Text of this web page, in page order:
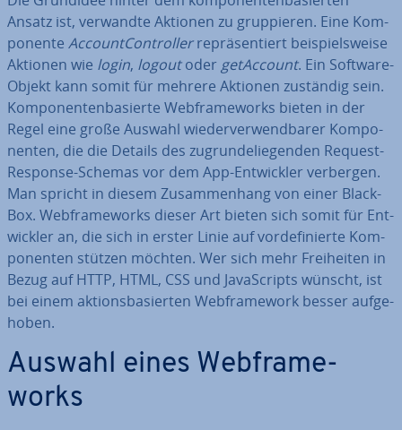
Ansatz ist, verwandte Aktionen zu grup­pie­ren. Eine Kom­
po­nen­te Ac­count­Con­trol­lerre­prä­sen­tiert bei­spiels­wei­se
Aktionen wie login, logoutoder getA­c­count. Ein Software-
Objekt kann somit für mehrere Aktionen zuständig sein.
Kom­po­nen­ten­ba­sier­te Web­frame­works bieten in der
Regel eine große Auswahl wie­der­ver­wend­ba­rer Kom­po­
nen­ten, die die Details des zu­grun­de­lie­gen­den Request-
Response-Schemas vor dem App-Ent­wick­ler verbergen.
Man spricht in diesem Zu­sam­men­hang von einer Black-
Box. Web­frame­works dieser Art bieten sich somit für Ent­
wick­ler an, die sich in erster Linie auf vor­de­fi­nier­te Kom­
po­nen­ten stützen möchten. Wer sich mehr Frei­hei­ten in
Bezug auf HTTP, HTML, CSS und Ja­va­Scripts wünscht, ist
bei einem ak­ti­ons­ba­sier­ten Web­frame­work besser auf­ge­
ho­ben.
Auswahl eines Web­frame­
works